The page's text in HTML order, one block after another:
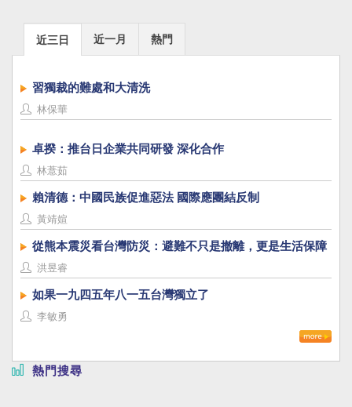
近三日 近一月 熱門
習獨裁的難處和大清洗
林保華
卓揆：推台日企業共同研發 深化合作
林薏茹
賴清德：中國民族促進惡法 國際應團結反制
黃靖媗
從熊本震災看台灣防災：避難不只是撤離，更是生活保障
洪昱睿
如果一九四五年八一五台灣獨立了
李敏勇
熱門搜尋